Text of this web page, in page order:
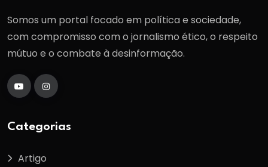
Somos um portal focado em política e sociedade,
com compromisso com o jornalismo ético, o respeito
mútuo e o combate à desinformação.
Categorias
Artigo